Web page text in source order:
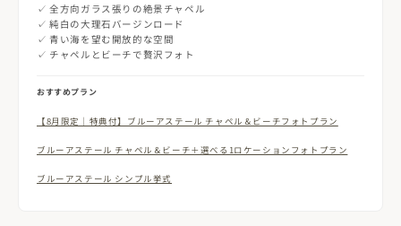
✓ 全方向ガラス張りの絶景チャペル
✓ 純白の大理石バージンロード
✓ 青い海を望む開放的な空間
✓ チャペルとビーチで贅沢フォト
おすすめプラン
【8月限定｜特典付】ブルーアステール チャペル＆ビーチフォトプラン
ブルーアステール チャペル＆ビーチ＋選べる1ロケーションフォトプラン
ブルーアステール シンプル挙式